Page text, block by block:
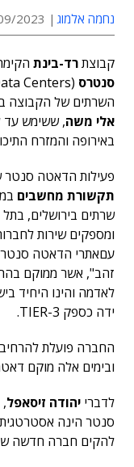
נחמה אלמוג 12:37
קבוצתרד-בינת
סנטרס
השרתים של הקבוצה
אלי משה, ששימש עד
באירופה והמזרח
פעילות הדאטה סנטר
תקשורת מחשבים
שרתים בירושלים,
ומספקים שירות
עםאתרי הדאטה
ידה כספק TIER-3.
החברה פועלת
ובימים אלה מוקם
לדברי יהודה זיסאפל
סנטר הינה
להקים חברה חדשה